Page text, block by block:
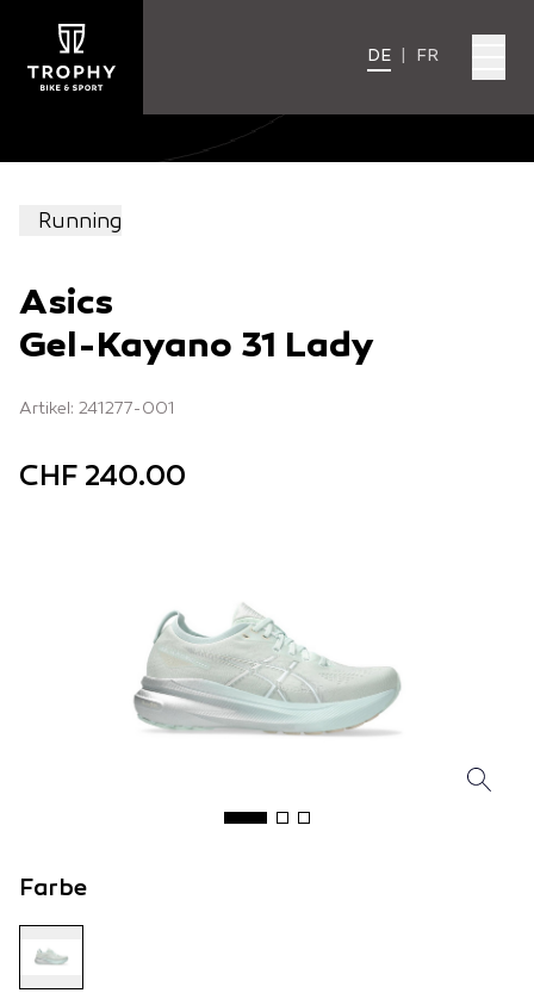
DE FR
Running
Asics
Gel-Kayano 31 Lady
Artikel: 241277-001
CHF 240.00
Farbe